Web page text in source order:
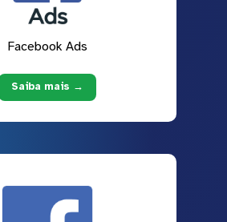
Facebook Ads
Saiba mais →